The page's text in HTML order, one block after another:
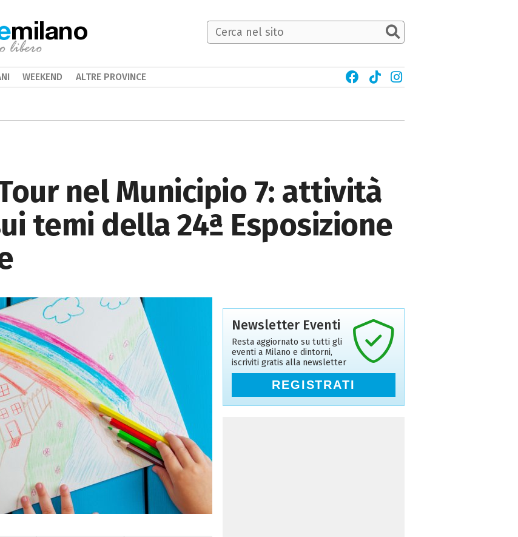
nel Municipio 7: attività
temi della 24ª Esposizione
Newsletter Eventi
Resta aggiornato su tutti gli
eventi a Milano e dintorni,
iscriviti gratis alla newsletter
REGISTRATI
milano
WEEKEND ALTRE PROVINCE